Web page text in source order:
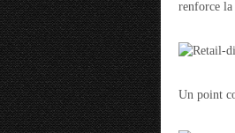
renforce
Un point